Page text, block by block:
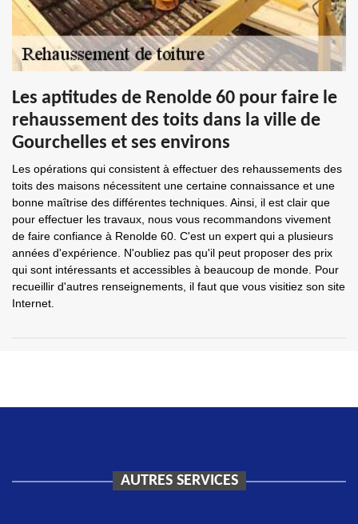
Les aptitudes de Renolde 60 pour faire le
rehaussement des toits dans la ville de
Gourchelles et ses environs
Les opérations qui consistent à effectuer des rehaussements des
toits des maisons nécessitent une certaine connaissance et une
bonne maîtrise des différentes techniques. Ainsi, il est clair que
pour effectuer les travaux, nous vous recommandons vivement
de faire confiance à Renolde 60. C'est un expert qui a plusieurs
années d'expérience. N'oubliez pas qu'il peut proposer des prix
qui sont intéressants et accessibles à beaucoup de monde. Pour
recueillir d'autres renseignements, il faut que vous visitiez son site
Internet.
AUTRES SERVICES